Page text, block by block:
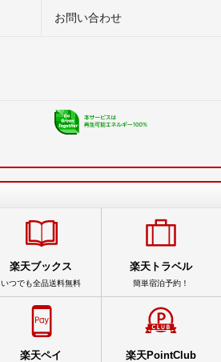
お問い合わせ
楽天ブックス
いつでも全品送料無料
楽天トラベル
簡単宿泊予約！
楽天ペイ 楽天PointClub